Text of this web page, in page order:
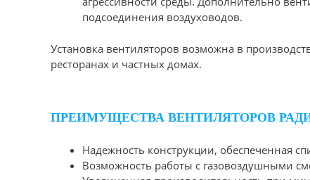
подсоединения воздуховодов.
Установка вентиляторов возможна в
ресторанах и частных домах.
ПРЕИМУЩЕСТВА ВЕНТИЛЯТОРОВ
Надежность конструкции, обеспеченная
Возможность работы с газовоздушными